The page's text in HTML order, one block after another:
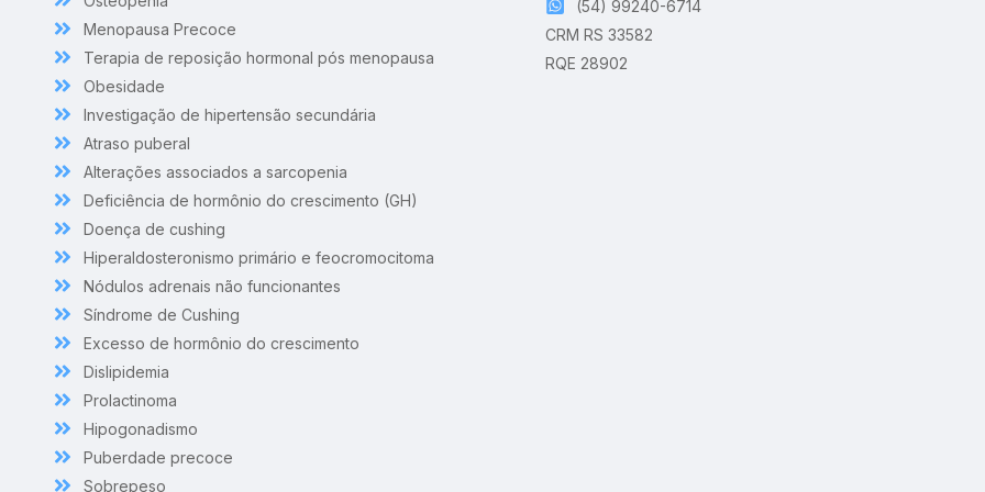
Menopausa Precoce
Terapia de reposição hormonal pós menopausa
Obesidade
Investigação de hipertensão secundária
Atraso puberal
Alterações associados a sarcopenia
Deficiência de hormônio do crescimento (GH)
Doença de cushing
Hiperaldosteronismo primário e feocromocitoma
Nódulos adrenais não funcionantes
Síndrome de Cushing
Excesso de hormônio do crescimento
Dislipidemia
Prolactinoma
Hipogonadismo
Puberdade precoce
Sobrepeso
(54) 99240-6714
CRM RS 33582
RQE 28902